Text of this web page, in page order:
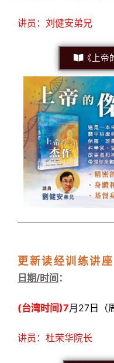
讲员：刘健安弟兄
《上帝
更新读经训练讲座
日期/时间 ：
(台湾时间)7月27日（
讲员：杜荣华院长